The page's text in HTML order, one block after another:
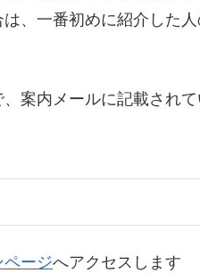
、一番初めに紹介した
案内メールに記載され
ページへアクセスします